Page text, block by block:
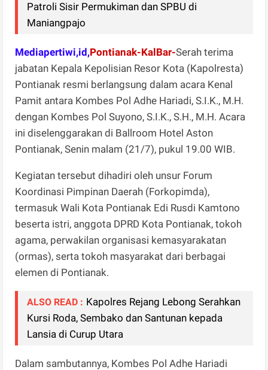
Patroli Sisir Permukiman dan SPBU di
Maniangpajo
Mediapertiwi,id,Pontianak-KalBar-Serah terima
jabatan Kepala Kepolisian Resor Kota (Kapolresta)
Pontianak resmi berlangsung dalam acara Kenal
Pamit antara Kombes Pol Adhe Hariadi, S.I.K., M.H.
dengan Kombes Pol Suyono, S.I.K., S.H., M.H. Acara
ini diselenggarakan di Ballroom Hotel Aston
Pontianak, Senin malam (21/7), pukul 19.00 WIB.
Kegiatan tersebut dihadiri oleh unsur Forum
Koordinasi Pimpinan Daerah (Forkopimda),
termasuk Wali Kota Pontianak Edi Rusdi Kamtono
beserta istri, anggota DPRD Kota Pontianak, tokoh
agama, perwakilan organisasi kemasyarakatan
(ormas), serta tokoh masyarakat dari berbagai
elemen di Pontianak.
ALSO READ : Kapolres Rejang Lebong Serahkan
Kursi Roda, Sembako dan Santunan kepada
Lansia di Curup Utara
Dalam sambutannya, Kombes Pol Adhe Hariadi